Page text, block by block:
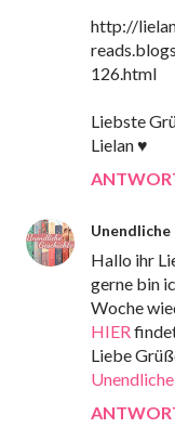
http://
126.html
Liebste
Lielan ♥
Hallo ihr
gerne bin
Woche
HIER
Liebe